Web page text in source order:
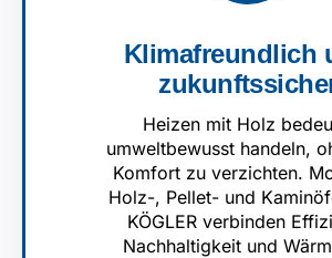
Klimafreundlich
Heizen mit Holz
umweltbewusst handeln,
Komfort zu verzichten.
Holz-, Pellet- und
KÖGLER verbinden
Nachhaltigkeit und